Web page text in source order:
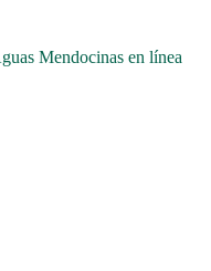
Mendocinas en línea